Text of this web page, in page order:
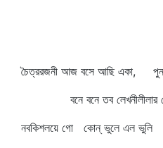
চৈত্ররজনী আজ বসে আছি একা, পুন
বনে বনে তব লেখনীলীলার
নবকিশলয়ে গো কোন্‌ ভুলে এল ভুলি